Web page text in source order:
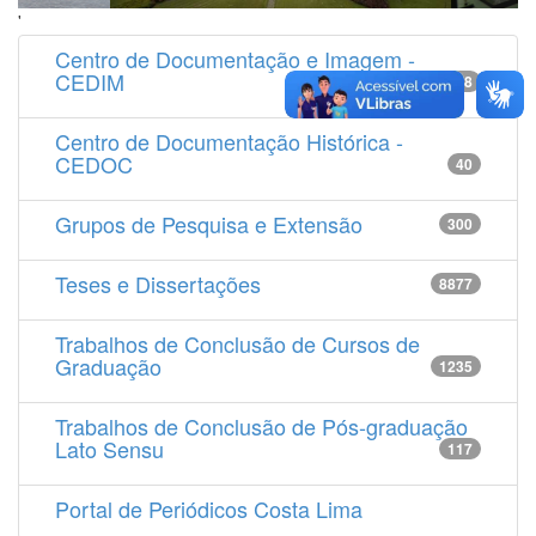
'
Centro de Documentação e Imagem -
CEDIM 14538
Centro de Documentação Histórica -
CEDOC 40
Grupos de Pesquisa e Extensão 300
Teses e Dissertações 8877
Trabalhos de Conclusão de Cursos de
Graduação 1235
Trabalhos de Conclusão de Pós-graduação
Lato Sensu 117
Portal de Periódicos Costa Lima